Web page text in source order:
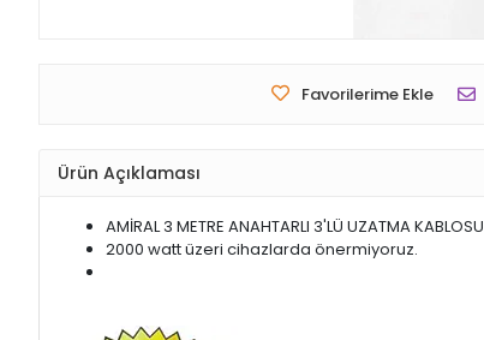
Favorilerime Ekle
Ürün Açıklaması
AMİRAL 3 METRE ANAHTARLI 3'LÜ UZATMA KABLOSU
2000 watt üzeri cihazlarda önermiyoruz.